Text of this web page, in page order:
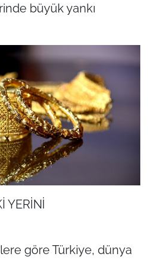
büyük yankı
YERİNİ
göre Türkiye, dünya